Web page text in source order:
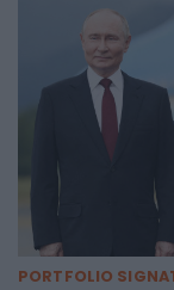
PORTFOLIO